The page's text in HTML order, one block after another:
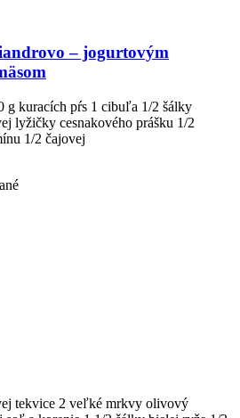
– jogurtovým
g kuracích pŕs 1 cibuľa 1/2 šálky
lyžičky cesnakového prášku 1/2
1/2 čajovej
tekvice 2 veľké mrkvy olivový